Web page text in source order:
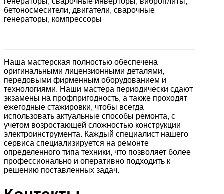
бетоносмесители, двигатели, сварочные
генераторы, компрессоры
Наша мастерская полностью обеспечена
оригинальными лицензионными деталями,
передовыми фирменным оборудованием и
технологиями. Наши мастера периодически сдают
экзамены на профпригодность, а также проходят
ежегодные стажировки, чтобы всегда
использовать актуальные способы ремонта, с
учетом возростающей сложностью конструкции
электроинструмента. Каждый специалист нашего
сервиса специализируется на ремонте
определенного типа техники, что позволяет более
профессионально и оперативно подходить к
решению поставленных задач.